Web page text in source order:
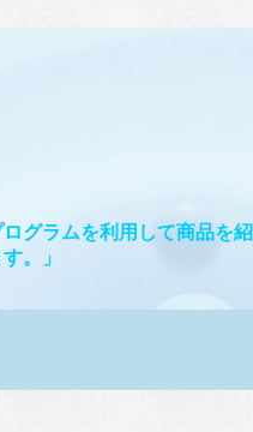
グラムを利用して商品を紹
。」